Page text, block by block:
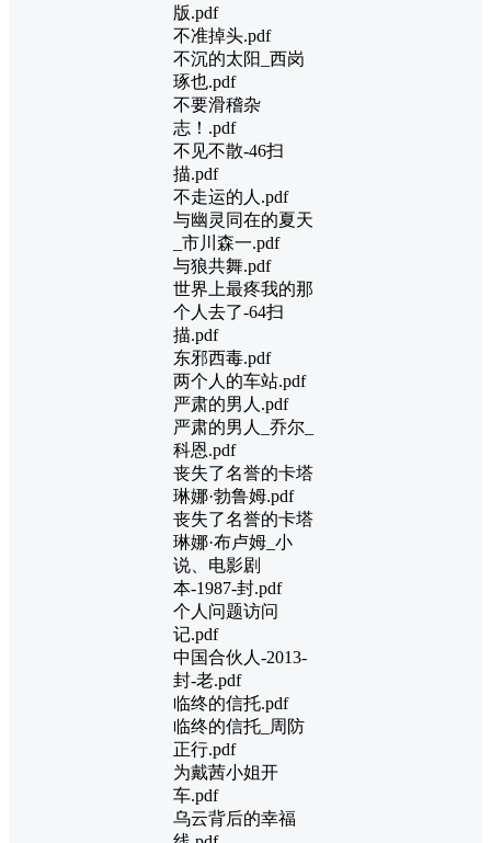
版.pdf
不准掉头.pdf
不沉的太阳_西岗
琢也.pdf
不要滑稽杂
志！.pdf
不见不散-46扫
描.pdf
不走运的人.pdf
与幽灵同在的夏天
_市川森一.pdf
与狼共舞.pdf
世界上最疼我的那
个人去了-64扫
描.pdf
东邪西毒.pdf
两个人的车站.pdf
严肃的男人.pdf
严肃的男人_乔尔_
科恩.pdf
丧失了名誉的卡塔
琳娜·勃鲁姆.pdf
丧失了名誉的卡塔
琳娜·布卢姆_小
说、电影剧
本-1987-封.pdf
个人问题访问
记.pdf
中国合伙人-2013-
封-老.pdf
临终的信托.pdf
临终的信托_周防
正行.pdf
为戴茜小姐开
车.pdf
乌云背后的幸福